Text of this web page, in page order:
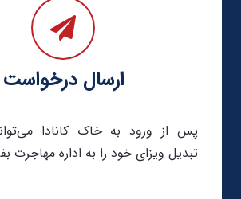
ارسال درخواست
پس از ورود به خاک کانادا
تبدیل ویزای خود را به اداره مهاجرت